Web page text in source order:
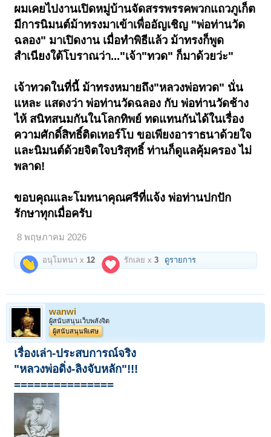
ผมเคยไปงานเปิดหมู่บ้านจัดสรรพรรคพวกแถวภูเก็ต
มีการนิมนต์ม้าทรงมาเข้าเพื่ออัญเชิญ "พ่อท่านวัด
ฉลอง" มาเปิดงาน เมื่อทำพิธีแล้ว ม้าทรงก็พูด
สำเนียงใต้โบราณว่า..."เจ้า"ทวด" ก็มาด้วยว่ะ"
เจ้าทวดในที่นี้ ม้าทรงหมายถึง"หลวงพ่อทวด" นั่น
แหละ แสดงว่า พ่อท่านวัดฉลอง กับ พ่อท่านวัดช้าง
ไห้ สนิทสนมกันในโลกทิพย์ ทดแทนกันได้ในเรื่อง
ความศักดิ์สิทธิ์ติดเทอร์โบ ขอเพียงอาราธนาด้วยใจ
และนิมนต์ด้วยจิตใจบริสุทธิ์ ท่านก็ดูแลคุ้มครอง ไม่
พลาด!
ขอบคุณและโมทนาคุณศรีที่แจ้ง พ่อท่านปกปัก
รักษาทุกเมื่อครับ
8 พฤษภาคม 2026
อนุโมทนา x 12 รักเลย x3 ดูรายการ
wanwi
ผู้สนับสนุนเว็บพลังจิต
ผู้สนับสนุนพิเศษ
เรื่องเล่า-ประสบการณ์จริง
"หลวงพ่อดิ่ง-ลิงจับหลัก"!!!
===============